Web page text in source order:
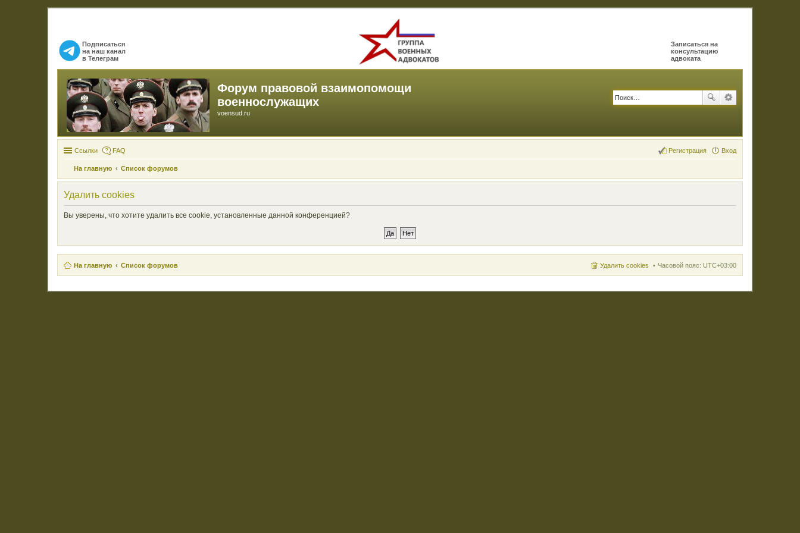
Подписаться
на наш канал
в Телеграм
Записаться на
консультацию
адвоката
Форум правовой взаимопомощи
военнослужащих
voensud.ru
Ссылки FAQ Вход
Регистрация
На главную Список форумов
Удалить cookies
Вы уверены, что хотите удалить все cookie, установленные данной конференцией?
На главную Список форумов Часовой пояс: UTC+03:00
Удалить cookies